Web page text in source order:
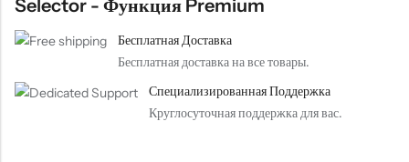
Selector - Функция Premium
Бесплатная Доставка
Бесплатная доставка на все товары.
Специализированная Поддержка
Круглосуточная поддержка для вас.